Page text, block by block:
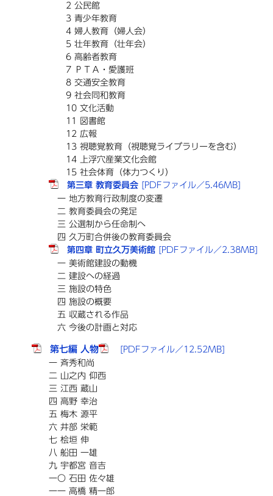
2 公民館
3 青少年教育
4 婦人教育（婦人会）
5 壮年教育（壮年会）
6 高齢者教育
7 ＰＴＡ・愛護班
8 交通安全教育
9 社会同和教育
10 文化活動
11 図書館
12 広報
13 視聴覚教育（視聴覚ライブラリーを含む）
14 上浮穴産業文化会館
15 社会体育（体力つくり）
第三章 教育委員会 [PDFファイル／5.46MB]
一 地方教育行政制度の変遷
二 教育委員会の発足
三 公選制から任命制へ
四 久万町合併後の教育委員会
第四章 町立久万美術館 [PDFファイル／2.38MB]
一 美術館建設の動機
二 建設への経過
三 施設の特色
四 施設の概要
五 収蔵される作品
六 今後の計画と対応
第七編 人物
[PDFファイル／12.52MB]
一 斉秀和尚
二 山之内 仰西
三 江西 蔵山
四 高野 幸治
五 梅木 源平
六 井部 栄範
七 桧垣 伸
八 船田 一雄
九 宇都宮 音吉
一〇 石田 佐々雄
一一 高橋 精一郎